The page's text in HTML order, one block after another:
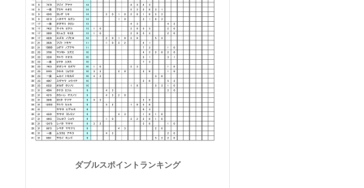
ダブルスポイントランキング